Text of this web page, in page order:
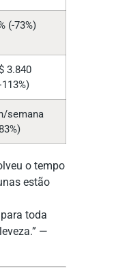
(-73%)
3.840
semana
o tempo
estão
toda
—